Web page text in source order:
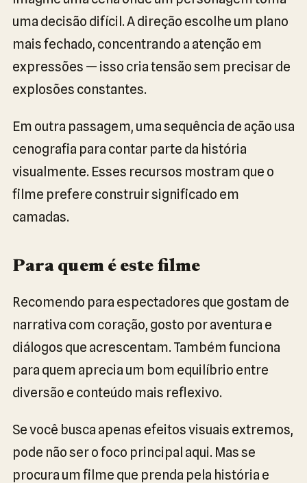
uma decisão difícil. A direção escolhe um plano
mais fechado, concentrando a atenção em
expressões — isso cria tensão sem precisar de
explosões constantes.
Em outra passagem, uma sequência de ação usa
cenografia para contar parte da história
visualmente. Esses recursos mostram que o
filme prefere construir significado em
camadas.
Para quem é este filme
Recomendo para espectadores que gostam de
narrativa com coração, gosto por aventura e
diálogos que acrescentam. Também funciona
para quem aprecia um bom equilíbrio entre
diversão e conteúdo mais reflexivo.
Se você busca apenas efeitos visuais extremos,
pode não ser o foco principal aqui. Mas se
procura um filme que prenda pela história e